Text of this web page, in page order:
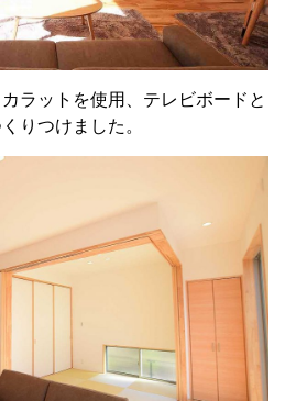
ラットを使用、テレビボードと
りつけました。